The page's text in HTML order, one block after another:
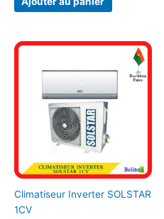
Climatiseur Inverter SOLSTAR
1CV